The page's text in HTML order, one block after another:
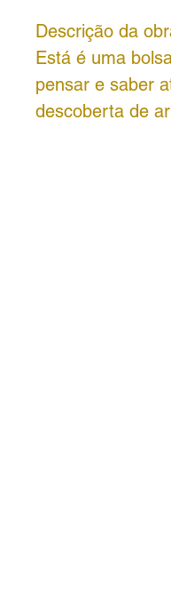
Descrição da
Está é uma
pensar e saber
descoberta de